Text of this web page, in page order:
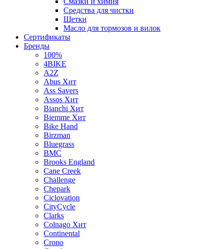
Средства для чистки
Щетки
Масло для тормозов и вилок
Сертификаты
Бренды
100%
4BIKE
A2Z
Abus Хит
Ass Savers
Assos Хит
Bianchi Хит
Biemme Хит
Bike Hand
Birzman
Bluegrass
BMC
Brooks England
Cane Creek
Challenge
Chepark
Ciclovation
CityCycle
Clarks
Colnago Хит
Continental
Crono